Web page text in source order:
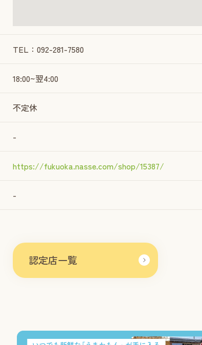
TEL：092-281-7580
18:00~翌4:00
不定休
-
https://fukuoka.nasse.com/shop/15387/
-
認定店一覧